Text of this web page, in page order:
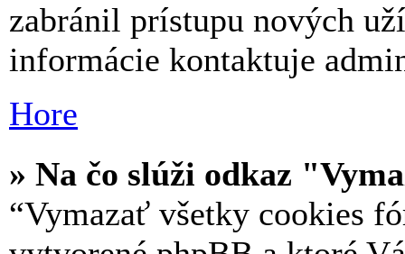
zabránil prístupu nových
informácie kontaktuje
Hore
» Na čo slúži odkaz
“Vymazať všetky cookies